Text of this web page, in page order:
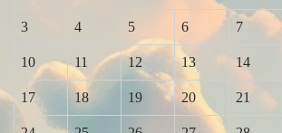
3 4 5 6 7
10 11 12 13 14
17 18 19 20 21